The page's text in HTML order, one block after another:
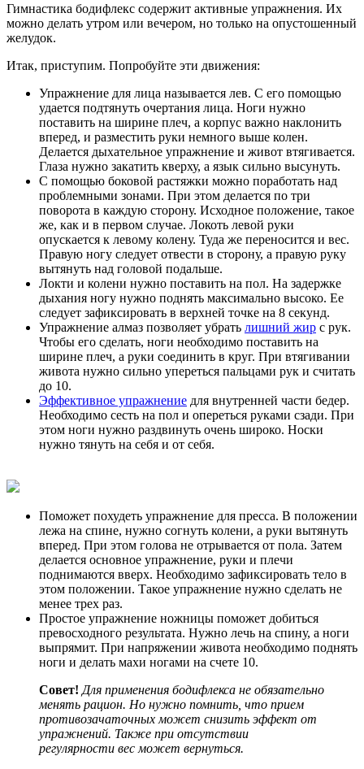
Гимнастика бодифлекс содержит активные упражнения. Их
можно делать утром или вечером, но только на опустошенный
желудок.
Итак, приступим. Попробуйте эти движения:
Упражнение для лица называется лев. С его помощью
удается подтянуть очертания лица. Ноги нужно
поставить на ширине плеч, а корпус важно наклонить
вперед, и разместить руки немного выше колен.
Делается дыхательное упражнение и живот втягивается.
Глаза нужно закатить кверху, а язык сильно высунуть.
С помощью боковой растяжки можно поработать над
проблемными зонами. При этом делается по три
поворота в каждую сторону. Исходное положение, такое
же, как и в первом случае. Локоть левой руки
опускается к левому колену. Туда же переносится и вес.
Правую ногу следует отвести в сторону, а правую руку
вытянуть над головой подальше.
Локти и колени нужно поставить на пол. На задержке
дыхания ногу нужно поднять максимально высоко. Ее
следует зафиксировать в верхней точке на 8 секунд.
Упражнение алмаз позволяет убрать лишний жир с рук.
Чтобы его сделать, ноги необходимо поставить на
ширине плеч, а руки соединить в круг. При втягивании
живота нужно сильно упереться пальцами рук и считать
до 10.
Эффективное упражнение для внутренней части бедер.
Необходимо сесть на пол и опереться руками сзади. При
этом ноги нужно раздвинуть очень широко. Носки
нужно тянуть на себя и от себя.
Поможет похудеть упражнение для пресса. В положении
лежа на спине, нужно согнуть колени, а руки вытянуть
вперед. При этом голова не отрывается от пола. Затем
делается основное упражнение, руки и плечи
поднимаются вверх. Необходимо зафиксировать тело в
этом положении. Такое упражнение нужно сделать не
менее трех раз.
Простое упражнение ножницы поможет добиться
превосходного результата. Нужно лечь на спину, а ноги
выпрямит. При напряжении живота необходимо поднять
ноги и делать махи ногами на счете 10.
Совет! Для применения бодифлекса не обязательно
менять рацион. Но нужно помнить, что прием
противозачаточных может снизить эффект от
упражнений. Также при отсутствии
регулярности вес может вернуться.